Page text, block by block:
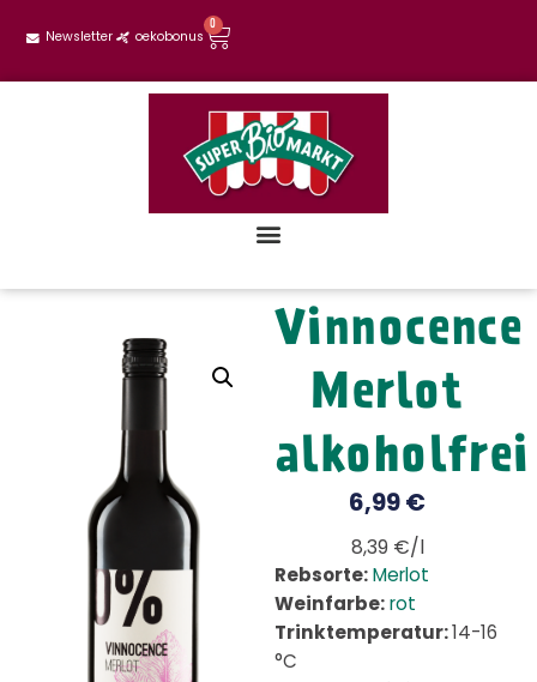
Newsletter oekobonus
0
Vinnocence
Merlot
alkoholfrei
6,99 €
8,39 €/l
Rebsorte: Merlot
Weinfarbe: rot
Trinktemperatur: 14-16
°C